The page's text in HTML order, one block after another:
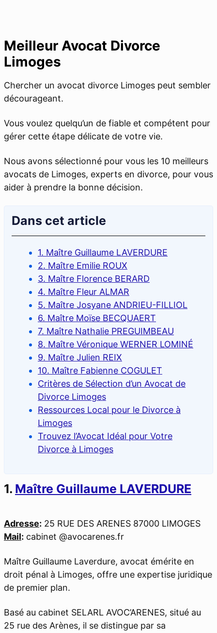
Meilleur Avocat Divorce
Limoges
Chercher un avocat divorce Limoges peut sembler
décourageant.
Vous voulez quelqu’un de fiable et compétent pour
gérer cette étape délicate de votre vie.
Nous avons sélectionné pour vous les 10 meilleurs
avocats de Limoges, experts en divorce, pour vous
aider à prendre la bonne décision.
Dans cet article
1. Maître Guillaume LAVERDURE
2. Maître Emilie ROUX
3. Maître Florence BERARD
4. Maître Fleur ALMAR
5. Maître Josyane ANDRIEU-FILLIOL
6. Maître Moïse BECQUAERT
7. Maître Nathalie PREGUIMBEAU
8. Maître Véronique WERNER LOMINÉ
9. Maître Julien REIX
10. Maître Fabienne COGULET
Critères de Sélection d’un Avocat de
Divorce Limoges
Ressources Local pour le Divorce à
Limoges
Trouvez l’Avocat Idéal pour Votre
Divorce à Limoges
1. Maître Guillaume LAVERDURE
Adresse: 25 RUE DES ARENES 87000 LIMOGES
Mail: cabinet @avocarenes.fr
Maître Guillaume Laverdure, avocat émérite en
droit pénal à Limoges, offre une expertise juridique
de premier plan.
Basé au cabinet SELARL AVOC’ARENES, situé au
25 rue des Arènes, il se distingue par sa